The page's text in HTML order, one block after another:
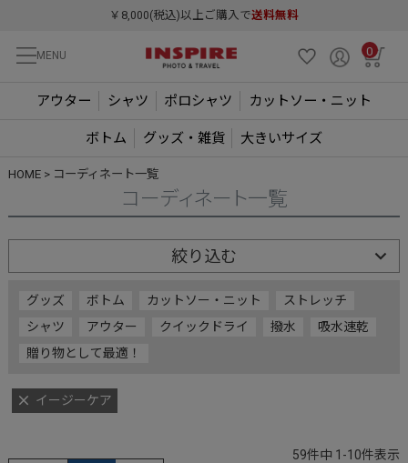
￥8,000(税込)以上ご購入で送料無料
MENU 0
アウター シャツ ポロシャツ カットソー・ニット
ボトム グッズ・雑貨 大きいサイズ
HOME コーディネート一覧
コーディネート一覧
絞り込む
グッズ ボトム カットソー・ニット
ストレッチ
シャツ
アウター クイックドライ 撥水
吸水速乾
贈り物として最適！
イージーケア
59件中 1 -10件表示